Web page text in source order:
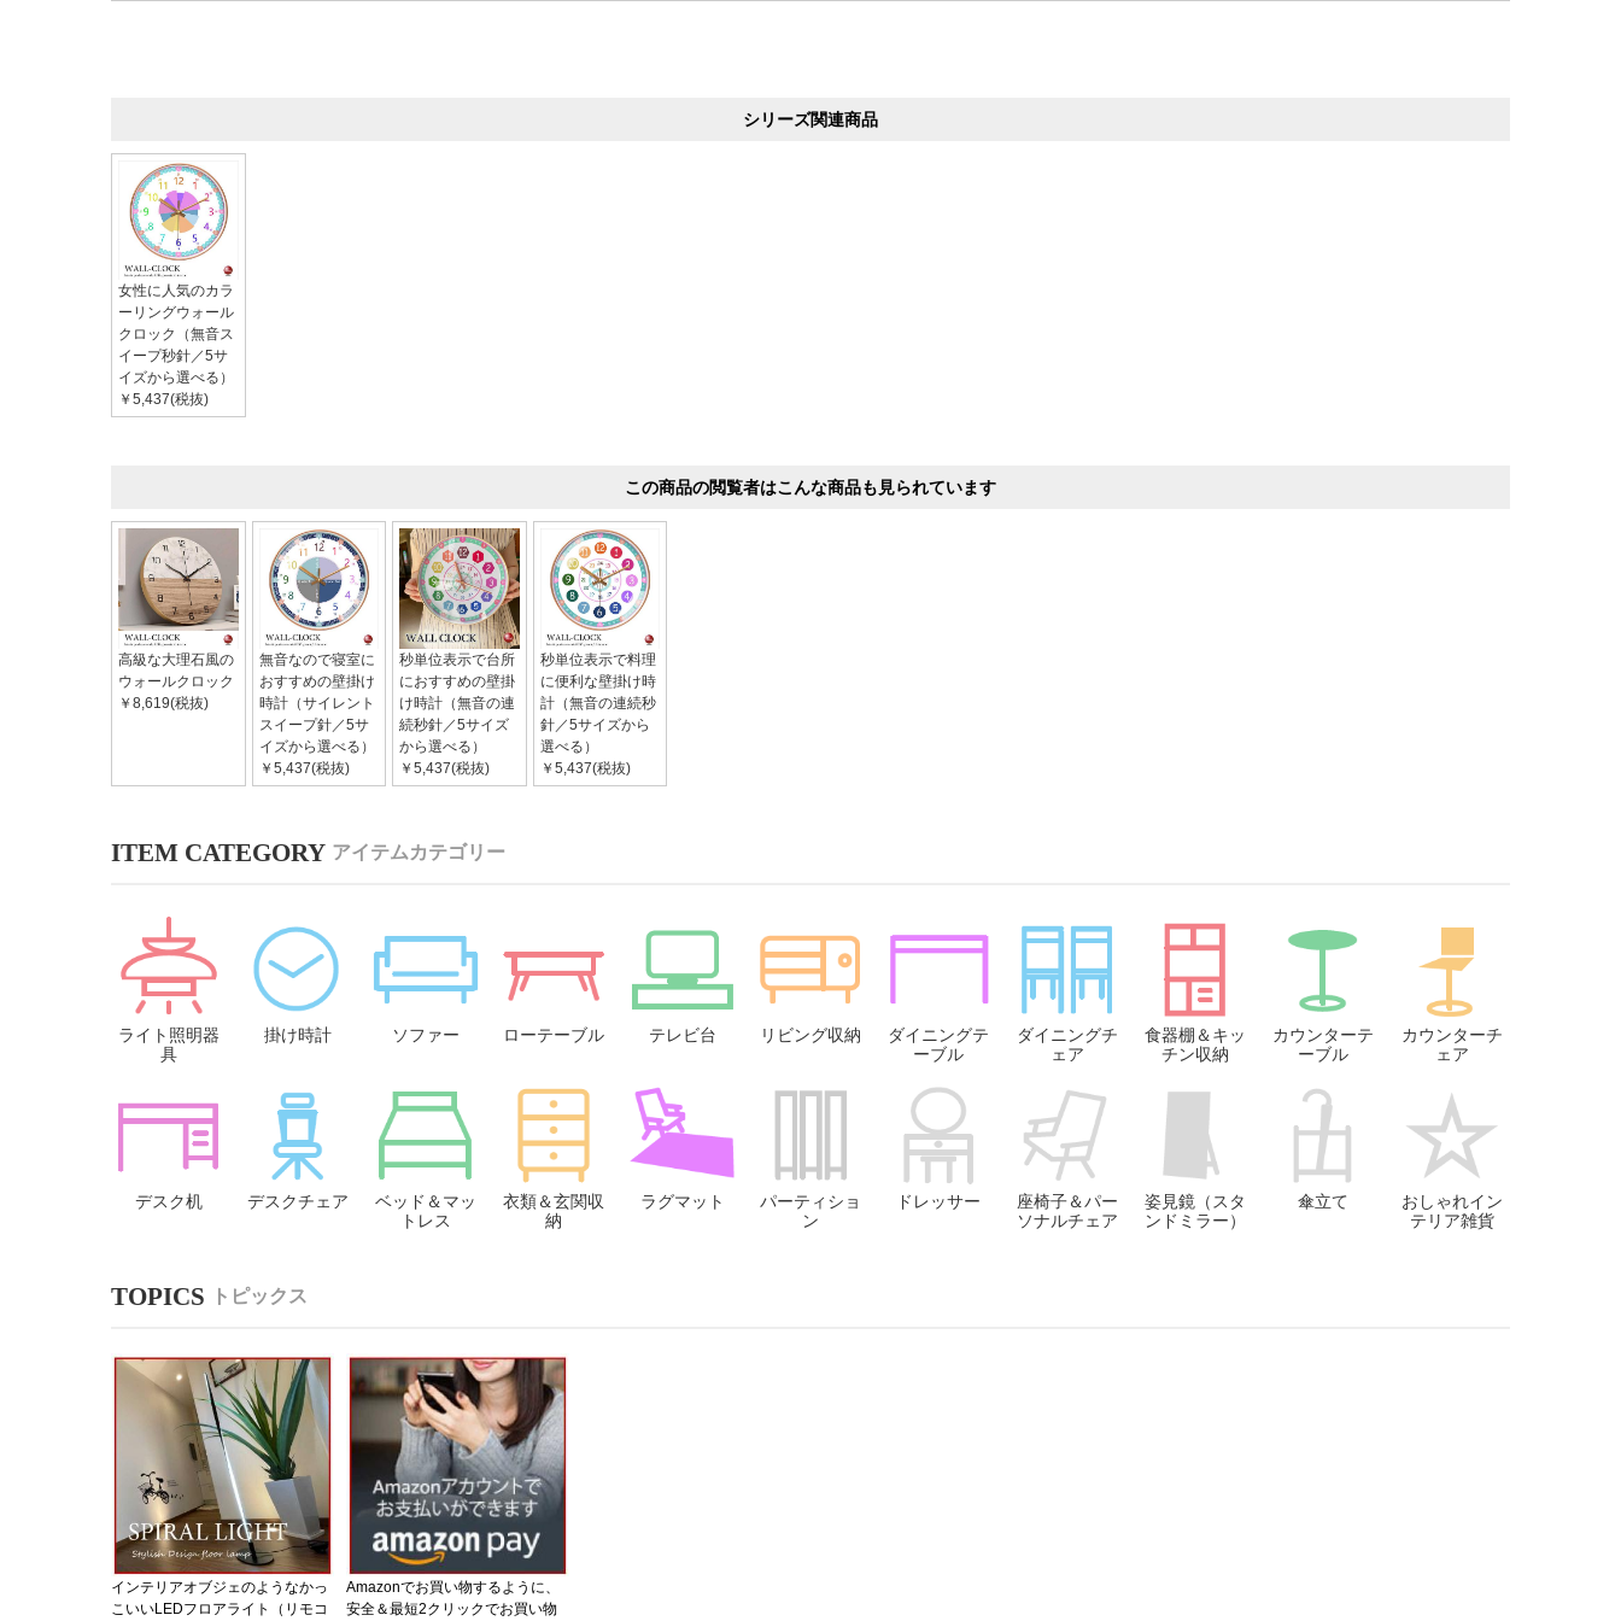
シリーズ関連商品
女性に人気のカラ
ーリングウォール
クロック（無音ス
イープ秒針／5サ
イズから選べる）
￥5,437(税抜)
この商品の閲覧者はこんな商品も見られています
高級な大理石風の
ウォールクロック
￥8,619(税抜)
無音なので寝室に
おすすめの壁掛け
時計（サイレント
スイープ針／5サ
イズから選べる）
￥5,437(税抜)
秒単位表示で台所
におすすめの壁掛
け時計（無音の連
続秒針／5サイズ
から選べる）
￥5,437(税抜)
秒単位表示で料理
に便利な壁掛け時
計（無音の連続秒
針／5サイズから
選べる）
￥5,437(税抜)
アイテムカテゴリー
ライト照明器
具
掛け時計 ソファー ローテーブル テレビ台 リビング収納
ダイニングテ
ーブル
ダイニングチ
ェア
食器棚＆キッ
チン収納
カウンターテ
ーブル
カウンターチ
ェア
デスク机 デスクチェア
ベッド＆マッ
トレス
衣類＆玄関収
納
ラグマット
パーティショ
ン
ドレッサー
座椅子＆パー
ソナルチェア
姿見鏡（スタ
ンドミラー）
傘立て
おしゃれイン
テリア雑貨
トピックス
インテリアオブジェのようなかっ
こいいLEDフロアライト（リモコ
Amazonでお買い物するように、
安全＆最短2クリックでお買い物